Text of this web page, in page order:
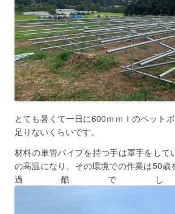
とても暑くて一日に600ｍｍｌのペット
足りないくらいです。
材料の単管パイプを持つ手は軍手をして
の高温になり、その環境での作業は50歳
過酷で